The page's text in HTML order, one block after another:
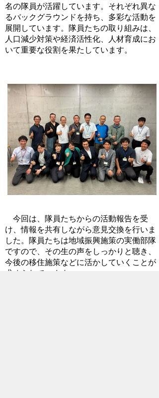
名の隊員が活躍しています。それぞれ異な
るバックグラウンドを持ち、多彩な活動を
展開しています。隊員たちの取り組みは、
人口減少対策や経済活性化、人材育成にお
いて重要な役割を果たしています。
今回は、隊員たちからの活動報告を受
け、情報を共有しながら意見交換を行いま
した。隊員たちは地域振興施策の実働部隊
ですので、その生の声をしっかりと聴き、
今後の移住施策などに活かしていくことが
求められています。